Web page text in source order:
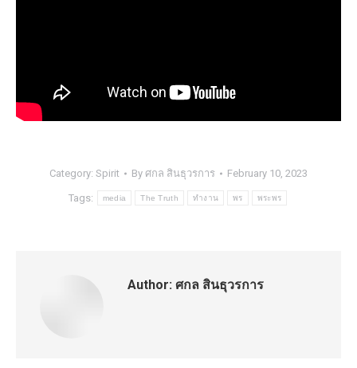
Category: Spirit By ศกล สินธุวรการ February 10, 2023
Tags: media The Truth ทำงาน พร พระพร
Author: ศกล สินธุวรการ